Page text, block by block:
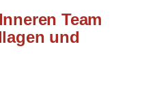
Team
und